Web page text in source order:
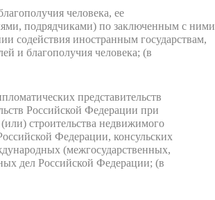
человека, ее
подрядчиками) по заключенным с ними
содействия иностранным государствам,
и благополучия человека; (в
представительств
Российской Федерации при
строительства недвижимого
Федерации, консульских
(межгосударственных,
дел Российской Федерации; (в